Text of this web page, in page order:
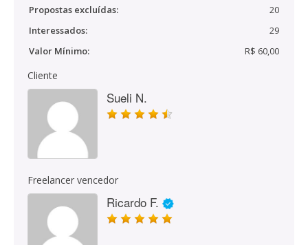
Propostas excluídas:
20
Interessados:
29
Valor Mínimo:
R$ 60,00
Cliente
Sueli N.
Freelancer vencedor
Ricardo F.